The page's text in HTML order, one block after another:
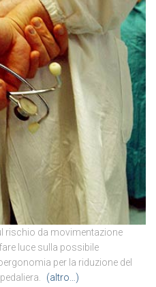
rischio da movimentazione
luce sulla possibile
per la riduzione del
(altro…)